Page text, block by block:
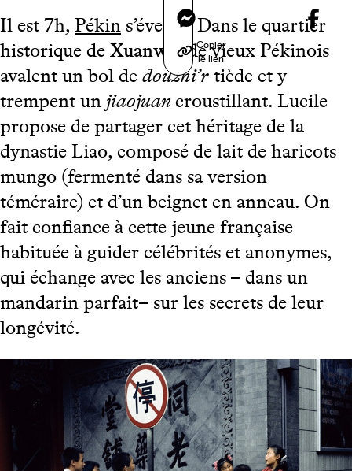
Messenger
Copier
le lien
Il est 7h, Pékin s’éveille. Dans le quartier
historique de Xuanwu, de vieux Pékinois
avalent un bol de douzhi’r tiède et y
trempent un jiaojuancroustillant. Lucile
propose de partager cet héritage de la
dynastie Liao, composé de lait de haricots
mungo (fermenté dans sa version
téméraire) et d’un beignet en anneau. On
fait confiance à cette jeune française
habituée à guider célébrités et anonymes,
qui échange avec les anciens – dans un
mandarin parfait– sur les secrets de leur
longévité.